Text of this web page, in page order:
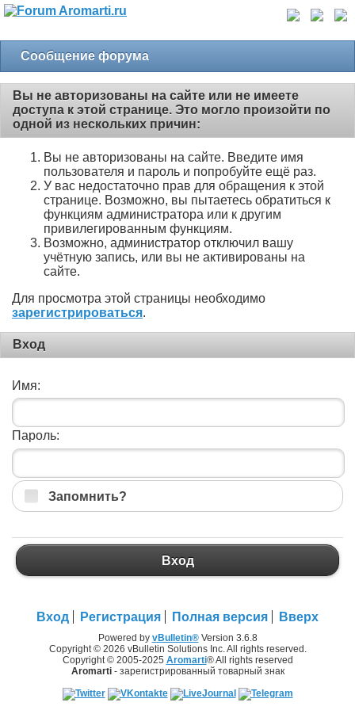
Сообщение форума
Вы не авторизованы на сайте или не имеете
доступа к этой странице. Это могло произойти по
одной из нескольких причин:
Вы не авторизованы на сайте. Введите имя
пользователя и пароль и попробуйте ещё раз.
У вас недостаточно прав для обращения к этой
странице. Возможно, вы пытаетесь обратиться к
функциям администратора или к другим
привилегированным функциям.
Возможно, администратор отключил вашу
учётную запись, или вы не активированы на
сайте.
Для просмотра этой страницы необходимо
зарегистрироваться.
Вход
Имя:
Пароль:
Запомнить?
Вход
Вход Регистрация Полная версия Вверх
Powered by vBulletin®Version 3.6.8
Copyright © 2026 vBulletin Solutions Inc. All rights reserved.
Copyright © 2005-2025 Aromarti® All rights reserved
Aromarti- зарегистрированный товарный знак